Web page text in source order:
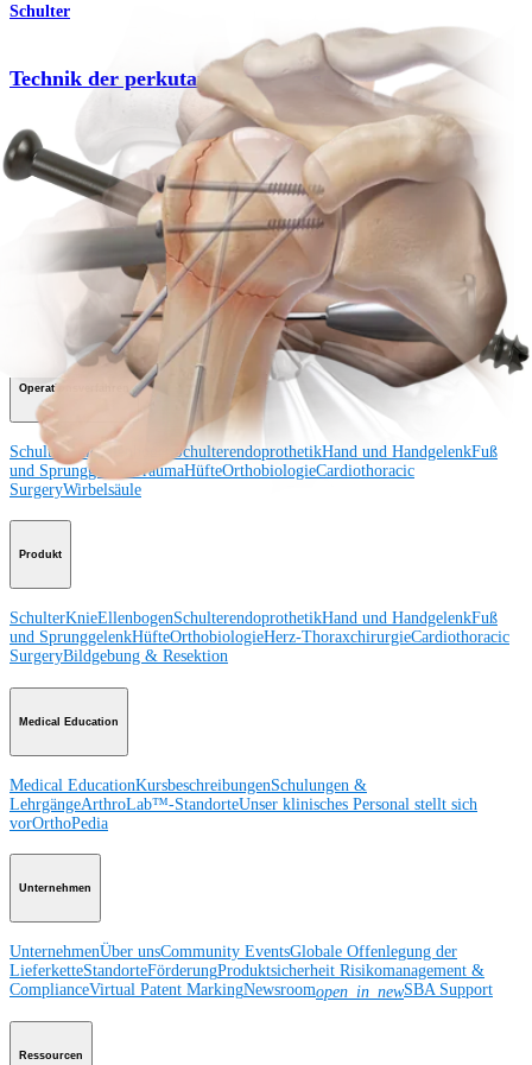
Schulter
Technik der perkutanen Spickung
Operationsverfahren
Wie können wir Ihnen helfen?
Medizinproduktberater:in kontaktieren
Veranstaltungen, Lab-Vorführungen und Schulungsmöglichkeiten
Unseren Newsletter abonnieren
Besuchen Sie uns
Operationsverfahren
SchulterKnieEllenbogen SchulterendoprothetikHand und HandgelenkFuß
und Sprunggelenk
TraumaHüfteOrthobiologieCardiothoracic
SurgeryWirbelsäule
Produkt
SchulterKnieEllenbogenSchulterendoprothetikHand und HandgelenkFuß
und SprunggelenkHüfteOrthobiologieHerz-ThoraxchirurgieCardiothoracic
SurgeryBildgebung & Resektion
Medical Education
Medical EducationKursbeschreibungenSchulungen &
LehrgängeArthroLab™-StandorteUnser klinisches Personal stellt sich
vorOrthoPedia
Unternehmen
UnternehmenÜber unsCommunity EventsGlobale Offenlegung der
LieferketteStandorteFörderungProduktsicherheit Risikomanagement &
ComplianceVirtual Patent MarkingNewsroomopen_in_newSBA Support
Ressourcen